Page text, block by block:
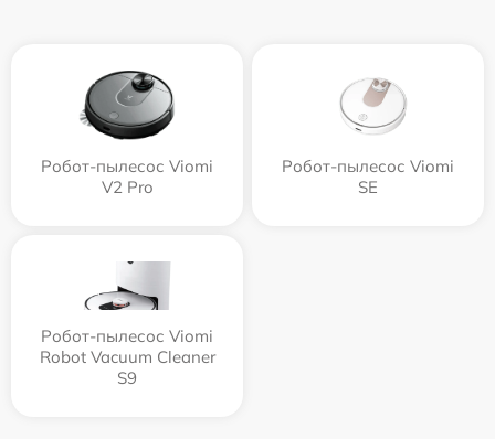
Робот-пылесос Viomi
V2 Pro
Робот-пылесос Viomi
SE
Робот-пылесос Viomi
Robot Vacuum Cleaner
S9